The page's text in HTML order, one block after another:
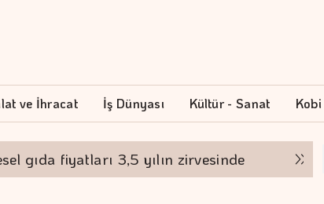
ve İhracat İş Dünyası Kültür - Sanat Kobi
fiyatları 3,5 yılın zirvesinde Borsa